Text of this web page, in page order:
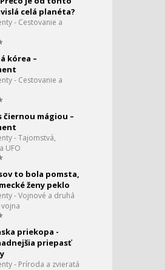
Gear - Škoda Favorit
propaganda
vlak
bez Satelitov
Let, ktorý mal
lietadlá
celá planéta?
- Cestovanie a
kórea –
- Cestovanie a
čiernou mágiou –
- Tajomstvá,
UFO
to bola pomsta,
ženy peklo
- Vojnové a druhá
priekopa -
priepasť
- Príroda a zvieratá